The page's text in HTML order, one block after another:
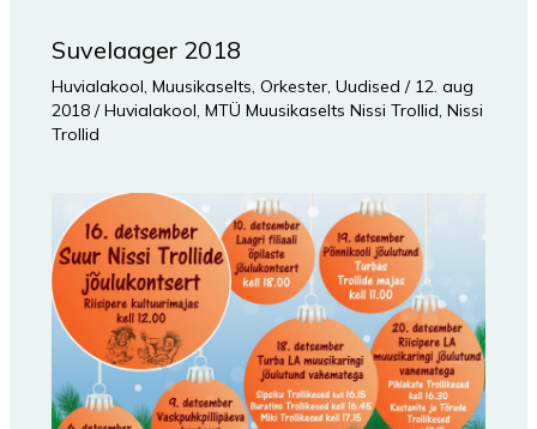
Suvelaager 2018
Huvialakool, Muusikaselts, Orkester, Uudised / 12. aug
2018 /Huvialakool, MTÜ Muusikaselts Nissi Trollid, Nissi
Trollid